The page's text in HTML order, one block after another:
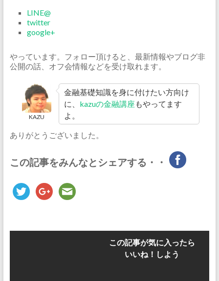
LINE@
twitter
google+
やっています。フォロー頂けると、最新情報やブログ非
公開の話、オフ会情報などを受け取れます。
KAZU
金融基礎知識を身に付けたい方向け
に、 kazuの金融講座 もやってます
よ。
ありがとうございました。
この記事をみんなとシェアする・・
この記事が気に入ったら
いいね！しよう